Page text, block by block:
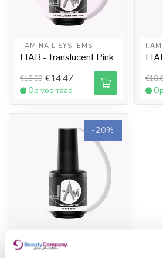
I.AM NAIL SYSTEMS
FIAB - Translucent Pink
€18,09 €14,47
Op voorraad
I.AM
-20%
I.AM NAIL SYSTEMS
FIAB - White